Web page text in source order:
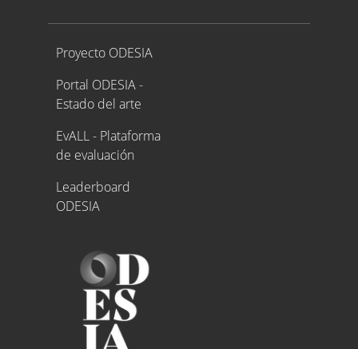
Proyecto ODESIA
Proyecto ODESIA
Portal ODESIA -
Estado del arte
EvALL - Plataforma
de evaluación
Leaderboard
ODESIA